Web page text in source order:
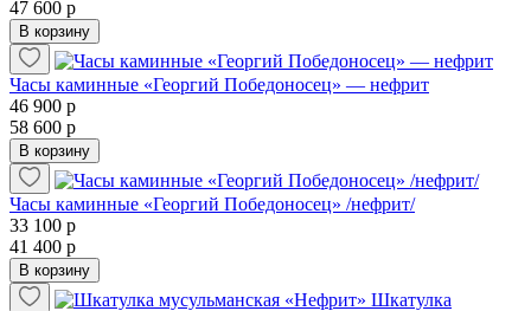
47 600 р
В корзину
Часы каминные «Георгий Победоносец» — нефрит
46 900 р
58 600 р
В корзину
Часы каминные «Георгий Победоносец» /нефрит/
33 100 р
41 400 р
В корзину
Шкатулка